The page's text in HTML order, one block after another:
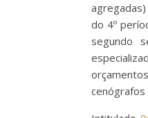
do 4º
segundo
cenógrafos